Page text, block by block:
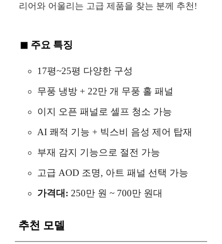
리어와 어울리는 고급 제품을 찾는 분께 추천!
주요 특징
17평~25평 다양한 구성
무풍 냉방 + 22만 개 무풍 홀 패널
이지 오픈 패널로 셀프 청소 가능
AI 쾌적 기능 + 빅스비 음성 제어 탑재
부재 감지 기능으로 절전 가능
고급 AOD 조명, 아트 패널 선택 가능
가격대: 250만 원 ~ 700만 원대
추천 모델